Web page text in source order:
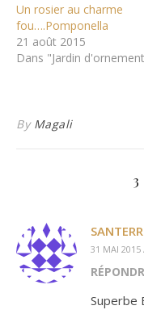
Un rosier au charme
fou….Pomponella
21 août 2015
Dans "Jardin
By Magali
31 MAI 2015
Superbe